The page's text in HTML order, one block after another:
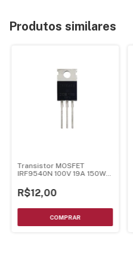
Produtos similares
Transistor MOSFET
IRF9540N 100V 19A 150W
R$12,00